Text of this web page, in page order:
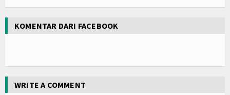
KOMENTAR DARI FACEBOOK
WRITE A COMMENT